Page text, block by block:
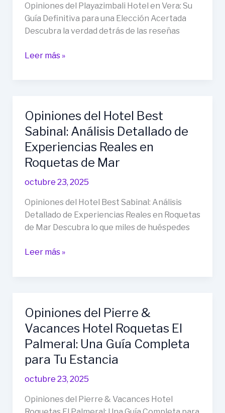
Opiniones del Playazimbali Hotel en Vera: Su
Guía Definitiva para una Elección Acertada
Descubra la verdad detrás de las reseñas
Opiniones
Vera:
Su
Guía
Definitiva
para
una
Acertada
Leer más »
Opiniones del Hotel Best
Sabinal: Análisis Detallado de
Experiencias Reales en
Roquetas de Mar
octubre 23, 2025
Opiniones del Hotel Best Sabinal: Análisis
Detallado de Experiencias Reales en Roquetas
de Mar Descubra lo que miles de huéspedes
Opiniones
Análisis
Detallado
de
Reales
en
de
Leer más »
Opiniones del Pierre &
Vacances Hotel Roquetas El
Palmeral: Una Guía Completa
para Tu Estancia
octubre 23, 2025
Opiniones del Pierre & Vacances Hotel